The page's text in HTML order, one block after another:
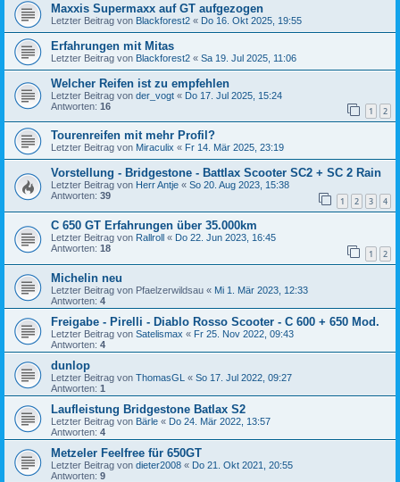
Maxxis Supermaxx auf GT aufgezogen
Letzter Beitrag von Blackforest2 « Do 16. Okt 2025, 19:55
Erfahrungen mit Mitas
Letzter Beitrag von Blackforest2 « Sa 19. Jul 2025, 11:06
Welcher Reifen ist zu empfehlen
Letzter Beitrag von der_vogt « Do 17. Jul 2025, 15:24
Antworten: 16 1 2
Tourenreifen mit mehr Profil?
Letzter Beitrag von Miraculix « Fr 14. Mär 2025, 23:19
Vorstellung - Bridgestone - Battlax Scooter SC2 + SC 2 Rain
Letzter Beitrag von Herr Antje « So 20. Aug 2023, 15:38
Antworten: 39 1 2 3 4
C 650 GT Erfahrungen über 35.000km
Letzter Beitrag von Rallroll « Do 22. Jun 2023, 16:45
Antworten: 18 1 2
Michelin neu
Letzter Beitrag von Pfaelzerwildsau « Mi 1. Mär 2023, 12:33
Antworten: 4
Freigabe - Pirelli - Diablo Rosso Scooter - C 600 + 650 Mod.
Letzter Beitrag von Satelismax « Fr 25. Nov 2022, 09:43
Antworten: 4
dunlop
Letzter Beitrag von ThomasGL « So 17. Jul 2022, 09:27
Antworten: 1
Laufleistung Bridgestone Batlax S2
Letzter Beitrag von Bärle « Do 24. Mär 2022, 13:57
Antworten: 4
Metzeler Feelfree für 650GT
Letzter Beitrag von dieter2008 « Do 21. Okt 2021, 20:55
Antworten: 9